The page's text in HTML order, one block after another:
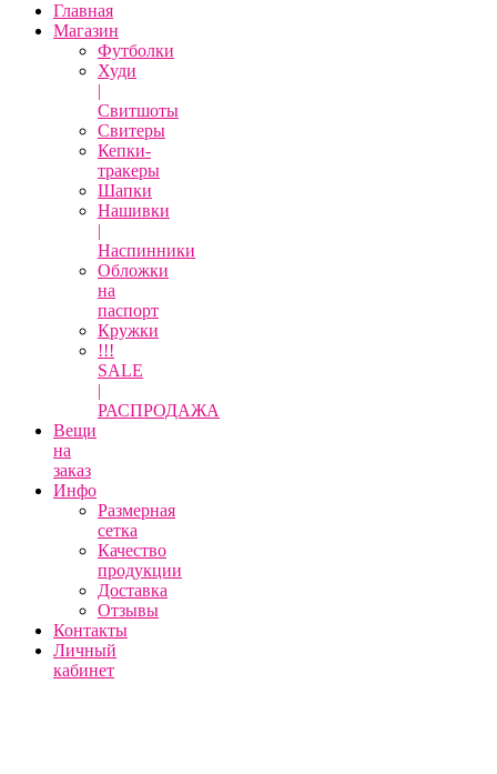
Главная
Магазин
Футболки
Худи
|
Свитшоты
Свитеры
Кепки-
тракеры
Шапки
Нашивки
|
Наспинники
Обложки
на
паспорт
Кружки
!!!
SALE
|
РАСПРОДАЖА
Вещи
на
заказ
Инфо
Размерная
сетка
Качество
продукции
Доставка
Отзывы
Контакты
Личный
кабинет